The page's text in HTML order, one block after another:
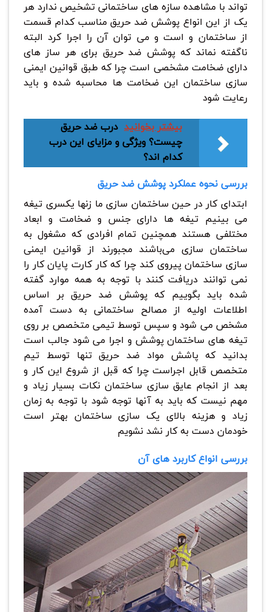
تواند با مشاهده سازه های ساختمانی تشخیص ندارد هر
یک از این انواع پوشش ضد حریق مناسب کدام قسمت
از ساختمان و است و می توان آن را اجرا کرد البته
ناگفته نماند که پوشش ضد حریق برای هر ساز های
دارای ضخامت مشخصی است چرا که طبق قوانین ایمنی
سازی ساختمان این ضخامت ها محاسبه شده و باید
رعایت شود
بیشتر بخوانید درب ضد حریق
چیست؟ ویژگی و مزایای این درب
کدام اند؟
بررسی نحوه عملکرد پوشش ضد حریق
ابتدای کار در حین ساختمان سازی ما زنها یکسری تیغه
می بینیم تیغه ها دارای جنس و ضخامت و ابعاد
مختلفی هستند همچنین تمام افرادی که مشغول به
ساختمان سازی می‌باشند مجبورند از قوانین ایمنی
سازی ساختمان پیروی کند چرا که کار کارت پایان کار را
نمی توانند دریافت کنند با توجه به همه موارد گفته
شده باید بگوییم که پوشش ضد حریق بر اساس
اطلاعات اولیه از مصالح ساختمانی به دست آمده
مشخص می شود و سپس توسط تیمی متخصص بر روی
تیغه های ساختمان پوشش و اجرا می شود جالب است
بدانید که پاشش مواد ضد حریق تنها توسط تیم
متخصص قابل اجراست چرا که قبل از شروع این کار و
بعد از انجام عایق سازی ساختمان نکات بسیار زیاد و
مهم نیست که باید به آنها توجه شود با توجه به زمان
زیاد و هزینه بالای یک سازی ساختمان بهتر است
خودمان دست به کار نشد نشویم
بررسی انواع کاربرد های آن